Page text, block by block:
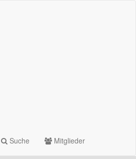
Suche Mitglieder